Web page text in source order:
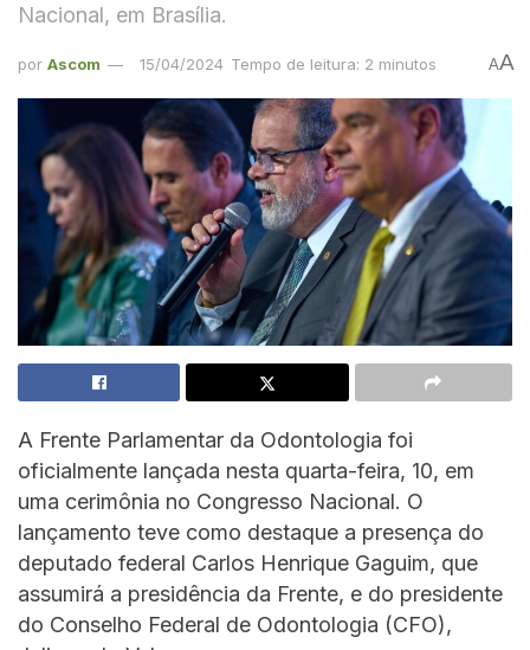
Nacional, em Brasília.
por Ascom 15/04/2024 Tempo de leitura: 2 minutos AA
A Frente Parlamentar da Odontologia foi
oficialmente lançada nesta quarta-feira, 10, em
uma cerimônia no Congresso Nacional. O
lançamento teve como destaque a presença do
deputado federal Carlos Henrique Gaguim, que
assumirá a presidência da Frente, e do presidente
do Conselho Federal de Odontologia (CFO),